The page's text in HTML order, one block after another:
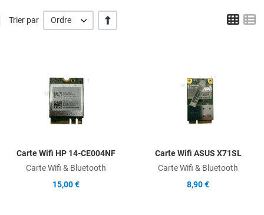
Trier par Ordre ' +/-' Grid
Carte Wifi HP 14-CE004NF
Carte Wifi & Bluetooth
15,00 €
Carte Wifi ASUS X71SL
Carte Wifi & Bluetooth
8,90 €